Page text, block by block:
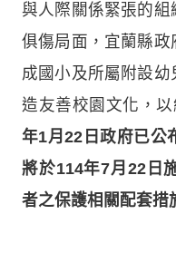
與人際關係緊張的
俱傷局面，宜蘭縣
成國小及所屬附設
造友善校園文化，
年1月22日政府已公
將於114年7月22日
者之保護相關配套措